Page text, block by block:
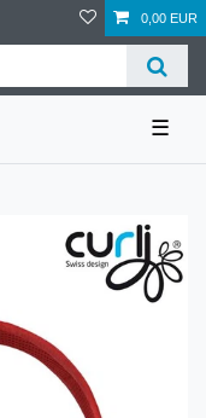
0,00 EUR
☰